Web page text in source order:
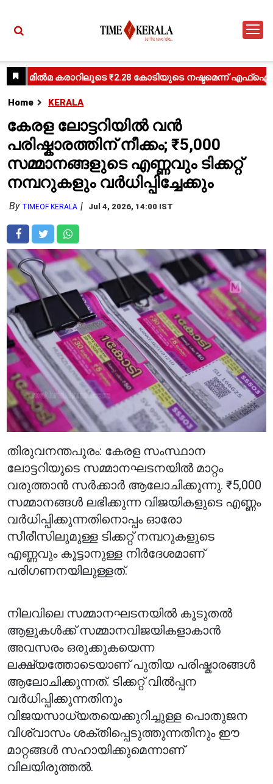
Home KERALA
കേരള ലോട്ടറിയിൽ വൻ
പരിഷ്കാരത്തിന് നീക്കം; ₹5,000
സമ്മാനങ്ങളുടെ എണ്ണവും ടിക്കറ്റ്
നമ്പറുകളും വർധിപ്പിച്ചേക്കും
By TIMEOF KERALA Jul 4, 2026, 14:00 IST
തിരുവനന്തപുരം: കേരള സംസ്ഥാന
ലോട്ടറിയുടെ സമ്മാനഘടനയിൽ മാറ്റം
വരുത്താൻ സർക്കാർ ആലോചിക്കുന്നു. ₹5,000
സമ്മാനങ്ങൾ ലഭിക്കുന്ന വിജയികളുടെ എണ്ണം
വർധിപ്പിക്കുന്നതിനൊപ്പം ഓരോ
സീരീസിലുമുള്ള ടിക്കറ്റ് നമ്പറുകളുടെ
എണ്ണവും കൂട്ടാനുള്ള നിർദേശമാണ്
പരിഗണനയിലുള്ളത്.
നിലവിലെ സമ്മാനഘടനയിൽ കൂടുതൽ
ആളുകൾക്ക് സമ്മാനവിജയികളാകാൻ
അവസരം ഒരുക്കുകയെന്ന
ലക്ഷ്യത്തോടെയാണ് പുതിയ പരിഷ്കാരങ്ങൾ
ആലോചിക്കുന്നത്. ടിക്കറ്റ് വിൽപ്പന
വർധിപ്പിക്കുന്നതിനും
വിജയസാധ്യതയെക്കുറിച്ചുള്ള പൊതുജന
വിശ്വാസം ശക്തിപ്പെടുത്തുന്നതിനും ഈ
മാറ്റങ്ങൾ സഹായിക്കുമെന്നാണ്
വിലയിരുത്തൽ.